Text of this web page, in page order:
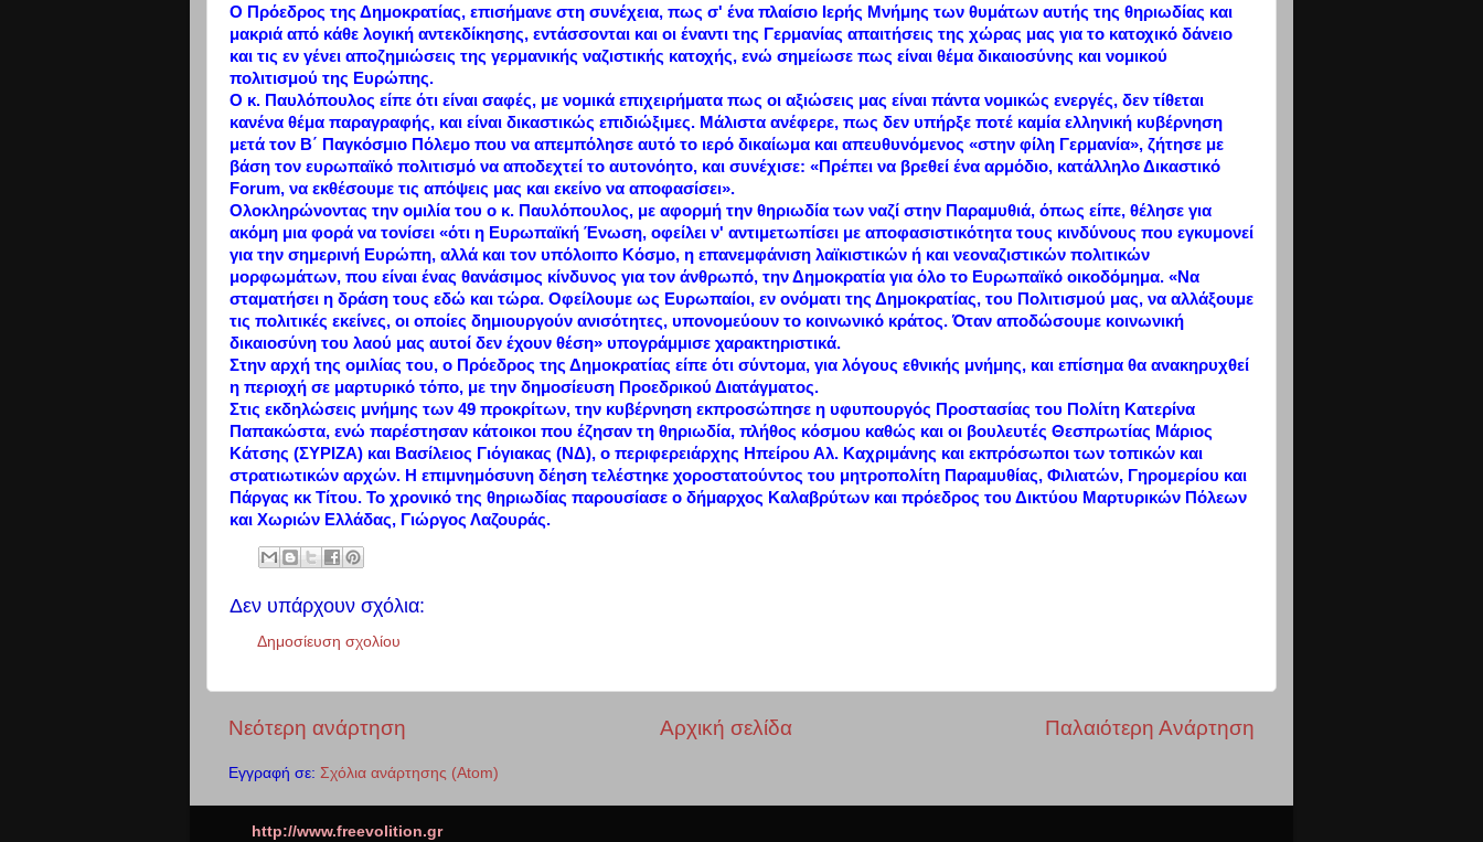
Ο Πρόεδρος της Δημοκρατίας, επισήμανε στη συνέχεια, πως σ' ένα πλαίσιο Ιερής Μνήμης των θυμάτων αυτής της θηριωδίας και
μακριά από κάθε λογική αντεκδίκησης, εντάσσονται και οι έναντι της Γερμανίας απαιτήσεις της χώρας μας για το κατοχικό δάνειο
και τις εν γένει αποζημιώσεις της γερμανικής ναζιστικής κατοχής, ενώ σημείωσε πως είναι θέμα δικαιοσύνης και νομικού
πολιτισμού της Ευρώπης.
Ο κ. Παυλόπουλος είπε ότι είναι σαφές, με νομικά επιχειρήματα πως οι αξιώσεις μας είναι πάντα νομικώς ενεργές, δεν τίθεται
κανένα θέμα παραγραφής, και είναι δικαστικώς επιδιώξιμες. Μάλιστα ανέφερε, πως δεν υπήρξε ποτέ καμία ελληνική κυβέρνηση
μετά τον Β΄ Παγκόσμιο Πόλεμο που να απεμπόλησε αυτό το ιερό δικαίωμα και απευθυνόμενος «στην φίλη Γερμανία», ζήτησε με
βάση τον ευρωπαϊκό πολιτισμό να αποδεχτεί το αυτονόητο, και συνέχισε: «Πρέπει να βρεθεί ένα αρμόδιο, κατάλληλο Δικαστικό
Forum, να εκθέσουμε τις απόψεις μας και εκείνο να αποφασίσει».
Ολοκληρώνοντας την ομιλία του ο κ. Παυλόπουλος, με αφορμή την θηριωδία των ναζί στην Παραμυθιά, όπως είπε, θέλησε για
ακόμη μια φορά να τονίσει «ότι η Ευρωπαϊκή Ένωση, οφείλει ν' αντιμετωπίσει με αποφασιστικότητα τους κινδύνους που εγκυμονεί
για την σημερινή Ευρώπη, αλλά και τον υπόλοιπο Κόσμο, η επανεμφάνιση λαϊκιστικών ή και νεοναζιστικών πολιτικών
μορφωμάτων, που είναι ένας θανάσιμος κίνδυνος για τον άνθρωπό, την Δημοκρατία για όλο το Ευρωπαϊκό οικοδόμημα. «Να
σταματήσει η δράση τους εδώ και τώρα. Οφείλουμε ως Ευρωπαίοι, εν ονόματι της Δημοκρατίας, του Πολιτισμού μας, να αλλάξουμε
τις πολιτικές εκείνες, οι οποίες δημιουργούν ανισότητες, υπονομεύουν το κοινωνικό κράτος. Όταν αποδώσουμε κοινωνική
δικαιοσύνη του λαού μας αυτοί δεν έχουν θέση» υπογράμμισε χαρακτηριστικά.
Στην αρχή της ομιλίας του, ο Πρόεδρος της Δημοκρατίας είπε ότι σύντομα, για λόγους εθνικής μνήμης, και επίσημα θα ανακηρυχθεί
η περιοχή σε μαρτυρικό τόπο, με την δημοσίευση Προεδρικού Διατάγματος.
Στις εκδηλώσεις μνήμης των 49 προκρίτων, την κυβέρνηση εκπροσώπησε η υφυπουργός Προστασίας του Πολίτη Κατερίνα
Παπακώστα, ενώ παρέστησαν κάτοικοι που έζησαν τη θηριωδία, πλήθος κόσμου καθώς και οι βουλευτές Θεσπρωτίας Μάριος
Κάτσης (ΣΥΡΙΖΑ) και Βασίλειος Γιόγιακας (ΝΔ), ο περιφερειάρχης Ηπείρου Αλ. Καχριμάνης και εκπρόσωποι των τοπικών και
στρατιωτικών αρχών. Η επιμνημόσυνη δέηση τελέστηκε χοροστατούντος του μητροπολίτη Παραμυθίας, Φιλιατών, Γηρομερίου και
Πάργας κκ Τίτου. Το χρονικό της θηριωδίας παρουσίασε ο δήμαρχος Καλαβρύτων και πρόεδρος του Δικτύου Μαρτυρικών Πόλεων
και Χωριών Ελλάδας, Γιώργος Λαζουράς.
Δεν υπάρχουν σχόλια:
Δημοσίευση σχολίου
Νεότερη ανάρτηση Παλαιότερη Ανάρτηση
Αρχική σελίδα
Εγγραφή σε: Σχόλια ανάρτησης (Atom)
http://www.freevolition.gr